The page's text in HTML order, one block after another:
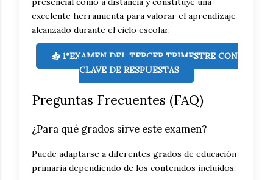
excelente herramienta para valorar el aprendizaje
alcanzado durante el ciclo escolar.
📥 1°EXAMEN DEL TERCER TRIMESTRE CON
CLAVE DE RESPUESTAS
Preguntas Frecuentes (FAQ)
¿Para qué grados sirve este examen?
Puede adaptarse a diferentes grados de educación
primaria dependiendo de los contenidos incluidos.